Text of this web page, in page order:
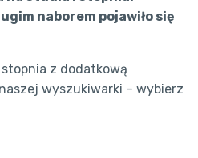
naborem pojawiło się
z dodatkową
wyszukiwarki – wybierz